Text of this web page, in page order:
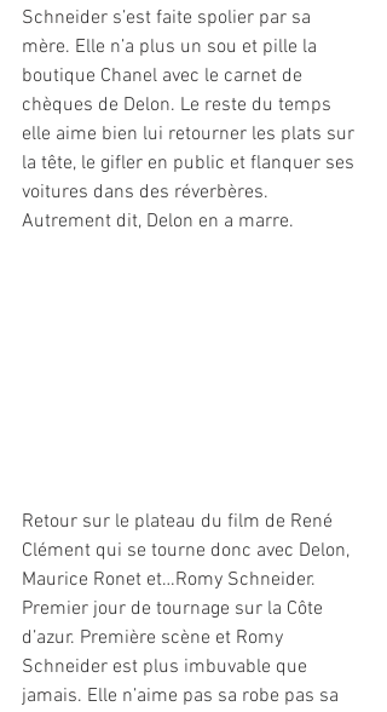
Schneider s’est faite spolier par sa
mère. Elle n’a plus un sou et pille la
boutique Chanel avec le carnet de
chèques de Delon. Le reste du temps
elle aime bien lui retourner les plats sur
la tête, le gifler en public et flanquer ses
voitures dans des réverbères.
Autrement dit, Delon en a marre.
Retour sur le plateau du film de René
Clément qui se tourne donc avec Delon,
Maurice Ronet et…Romy Schneider.
Premier jour de tournage sur la Côte
d’azur. Première scène et Romy
Schneider est plus imbuvable que
jamais. Elle n’aime pas sa robe pas sa